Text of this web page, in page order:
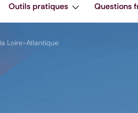
Outils pratiques Questions
Loire-Atlantique